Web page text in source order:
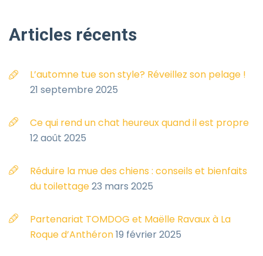
Articles récents
L’automne tue son style? Réveillez son pelage !
21 septembre 2025
Ce qui rend un chat heureux quand il est propre
12 août 2025
Réduire la mue des chiens : conseils et bienfaits
du toilettage23 mars 2025
Partenariat TOMDOG et Maëlle Ravaux à La
Roque d’Anthéron19 février 2025